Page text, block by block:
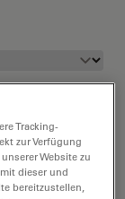
Tracking-
zur Verfügung
Website zu
dieser und
bereitzustellen,